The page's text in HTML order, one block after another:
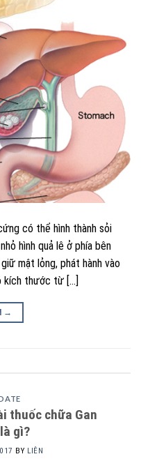
có thể hình thành sỏi
hình quả lê ở phía bên
mật lỏng, phát hành vào
kích thước từ […]
→
thuốc chữa Gan
gì?
BY LIÊN